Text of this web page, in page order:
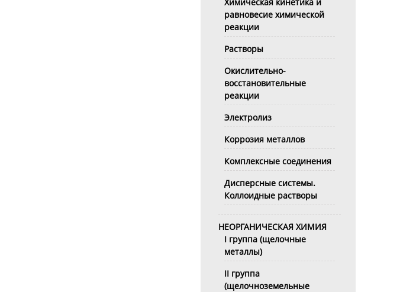
равновесие химической
реакции
Растворы
Окислительно-
восстановительные
реакции
Электролиз
Коррозия металлов
Комплексные соединения
Дисперсные системы.
Коллоидные растворы
НЕОРГАНИЧЕСКАЯ ХИМИЯ
I группа (щелочные
металлы)
II группа
(щелочноземельные